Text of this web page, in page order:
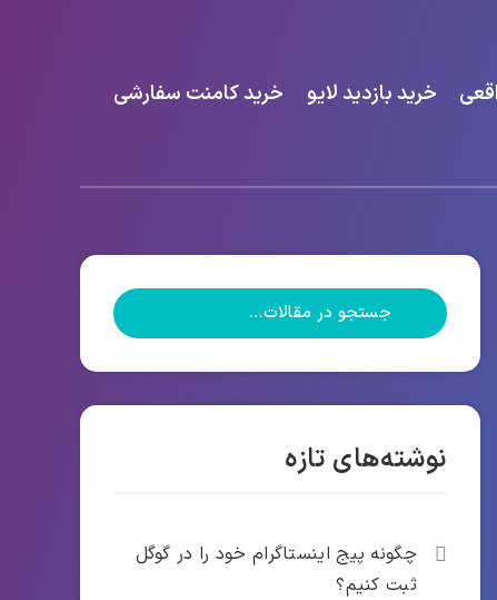
خرید بازدید لایو خرید کامنت سفارشی
نوشته‌های تازه
چگونه پیج اینستاگرام خود را در گوگل
ثبت کنیم؟